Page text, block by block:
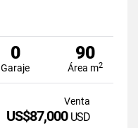
0
Garaje
90
Área m2
Venta
US$87,000 USD